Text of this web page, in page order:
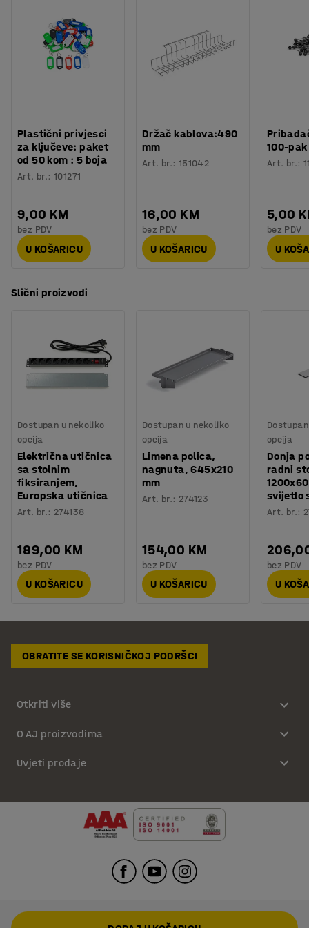
Plastični privjesci
za ključeve: paket
od 50 kom : 5 boja
Art. br.:101271
9,00 KM
bez PDV
U KOŠARICU
Držač kablova:490
mm
Art. br.: 151042
16,00 KM
bez PDV
U KOŠARICU
100-pak
Art. br.:
5,00
bez PDV
U
Slični proizvodi
Dostupan u nekoliko
opcija
Električna utičnica
sa stolnim
fiksiranjem,
Europska utičnica
Art. br.: 274138
189,00 KM
bez PDV
U KOŠARICU
Dostupan u nekoliko
opcija
Limena polica,
nagnuta, 645x210
mm
Art. br.: 274123
154,00 KM
bez PDV
U KOŠARICU
opcija
Donja
radni
svijetlo
Art. br.:
bez PDV
U
OBRATITE SE KORISNIČKOJ PODRŠCI
Otkriti više
O AJ proizvodima
Uvjeti prodaje